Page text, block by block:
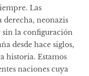
Las
derecha, neonazis
sin la configuración
desde hace siglos,
historia. Estamos
naciones cuya